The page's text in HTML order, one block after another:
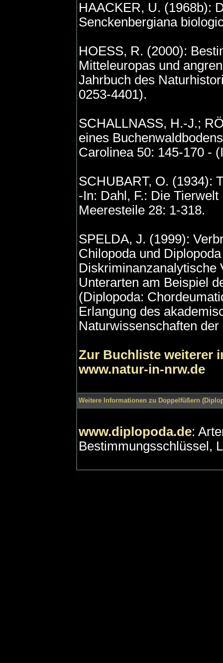
HAACKER, U. (1968b):
Senckenbergiana
HOESS, R. (2000):
Mitteleuropas und
Jahrbuch des
0253-4401).
SCHALLNASS, H.-J.;
eines
Carolinea 50: 145-170 -
SCHUBART, O. (1934):
-In: Dahl, F.: Die
Meeresteile 28: 1-318.
SPELDA, J. (1999):
Chilopoda und
Diskriminanzanalytische
Unterarten am Beispiel
(Diplopoda:
Erlangung des
Naturwissenschaften
Zur Buchliste weiterer
www.natur-in-nrw.de
Weitere Informationen zu Doppelfüßern
www.diplopoda.de:
Bestimmungsschlüssel,